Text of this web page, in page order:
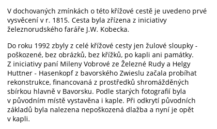
V dochovaných zmínkách o této křížové cestě je uvedeno prvé
vysvěcení v r. 1815. Cesta byla zřízena z iniciativy
železnorudského faráře J.W. Kobecka.
Do roku 1992 zbyly z celé křížové cesty jen žulové sloupky -
poškozené, bez obrázků, bez křížků, po kapli ani památky.
Z iniciativy paní Mileny Vobrové ze Železné Rudy a Helgy
Huttner - Hasenkopf z bavorského Zwieslu začala probíhat
rekonstrukce, financovaná z prostředků shromážděných
sbírkou hlavně v Bavorsku. Podle starých fotografií byla
v původním místě vystavěna i kaple. Při odkrytí původních
základů byla nalezena nepoškozená dlažba a nyní je opět
v kapli.